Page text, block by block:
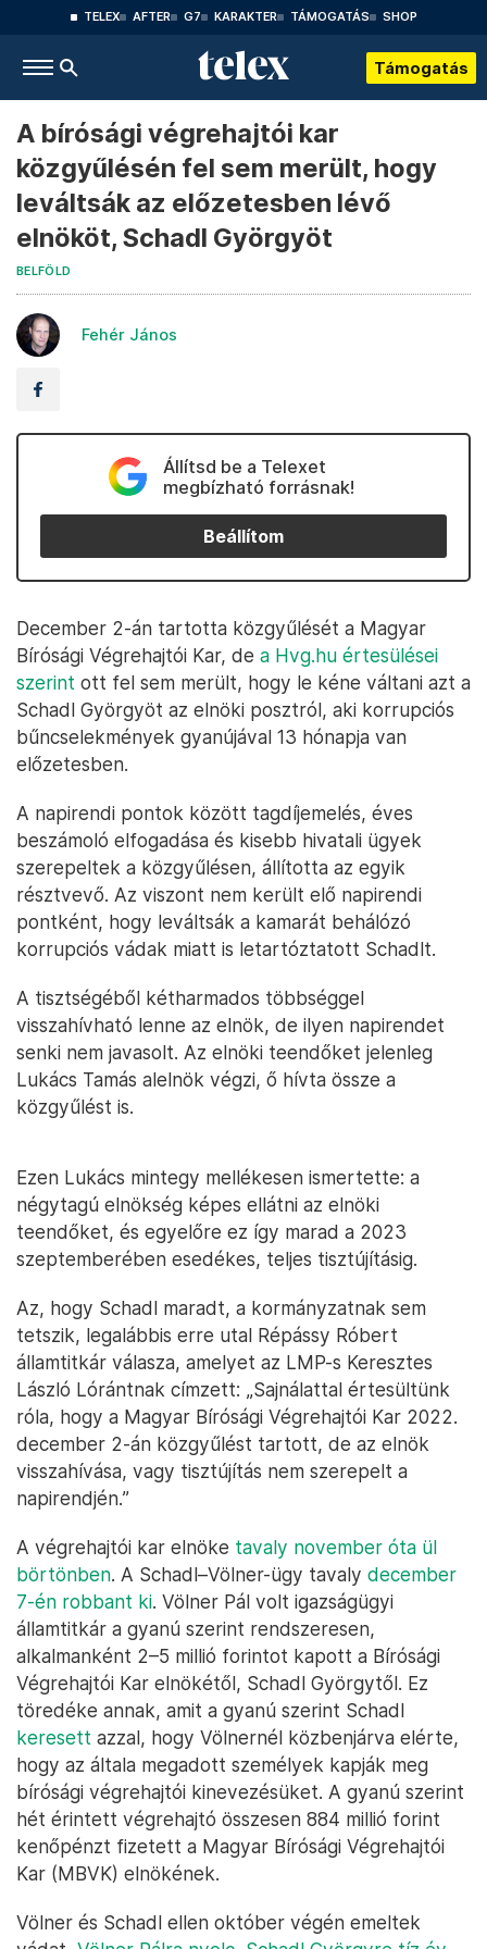
TELEX AFTER G7 KARAKTER TÁMOGATÁS SHOP
Támogatás
A bírósági végrehajtói kar
közgyűlésén fel sem merült, hogy
leváltsák az előzetesben lévő
elnököt, Schadl Györgyöt
BELFÖLD
Fehér János
Állítsd be a Telexet
megbízható forrásnak!
Beállítom
December 2-án tartotta közgyűlését a Magyar
Bírósági Végrehajtói Kar, de a Hvg.hu értesülései
szerint ott fel sem merült, hogy le kéne váltani azt a
Schadl Györgyöt az elnöki posztról, aki korrupciós
bűncselekmények gyanújával 13 hónapja van
előzetesben.
A napirendi pontok között tagdíjemelés, éves
beszámoló elfogadása és kisebb hivatali ügyek
szerepeltek a közgyűlésen, állította az egyik
résztvevő. Az viszont nem került elő napirendi
pontként, hogy leváltsák a kamarát behálózó
korrupciós vádak miatt is letartóztatott Schadlt.
A tisztségéből kétharmados többséggel
visszahívható lenne az elnök, de ilyen napirendet
senki nem javasolt. Az elnöki teendőket jelenleg
Lukács Tamás alelnök végzi, ő hívta össze a
közgyűlést is.
Ezen Lukács mintegy mellékesen ismertette: a
négytagú elnökség képes ellátni az elnöki
teendőket, és egyelőre ez így marad a 2023
szeptemberében esedékes, teljes tisztújításig.
Az, hogy Schadl maradt, a kormányzatnak sem
tetszik, legalábbis erre utal Répássy Róbert
államtitkár válasza, amelyet az LMP-s Keresztes
László Lórántnak címzett: „Sajnálattal értesültünk
róla, hogy a Magyar Bírósági Végrehajtói Kar 2022.
december 2-án közgyűlést tartott, de az elnök
visszahívása, vagy tisztújítás nem szerepelt a
napirendjén.”
A végrehajtói kar elnöke tavaly november óta ül
börtönben. A Schadl–Völner-ügy tavaly december
7-én robbant ki. Völner Pál volt igazságügyi
államtitkár a gyanú szerint rendszeresen,
alkalmanként 2–5 millió forintot kapott a Bírósági
Végrehajtói Kar elnökétől, Schadl Györgytől. Ez
töredéke annak, amit a gyanú szerint Schadl
keresett azzal, hogy Völnernél közbenjárva elérte,
hogy az általa megadott személyek kapják meg
bírósági végrehajtói kinevezésüket. A gyanú szerint
hét érintett végrehajtó összesen 884 millió forint
kenőpénzt fizetett a Magyar Bírósági Végrehajtói
Kar (MBVK) elnökének.
Völner és Schadl ellen október végén emeltek